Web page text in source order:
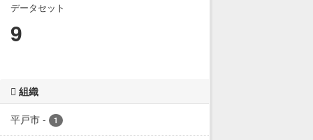
データセット
9
組織
平戸市 - 1